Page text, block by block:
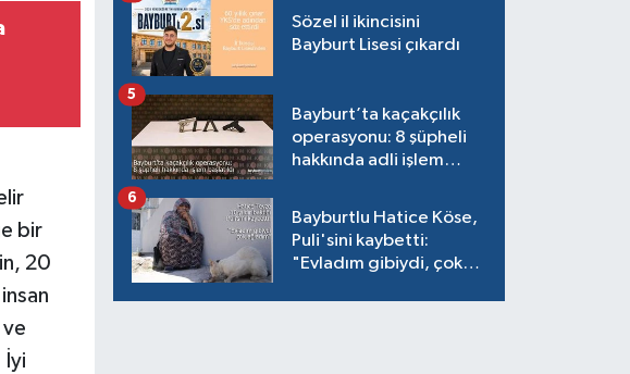
bir
20
İyi
Sözel il ikincisini
Bayburt Lisesi çıkardı
Bayburt’ta kaçakçılık
operasyonu: 8 şüpheli
hakkında adli işlem
5
Bayburtlu Hatice Köse,
Puli'sini kaybetti:
"Evladım gibiydi, çok
6